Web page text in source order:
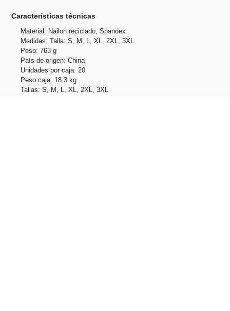
Características técnicas
Material: Nailon reciclado, Spandex
Medidas: Talla: S, M, L, XL, 2XL, 3XL
Peso: 763 g
País de origen: China
Unidades por caja: 20
Peso caja: 18.3 kg
Tallas: S, M, L, XL, 2XL, 3XL